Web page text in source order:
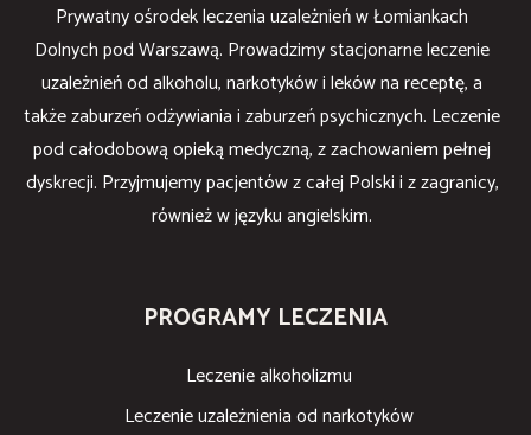
Prywatny ośrodek leczenia uzależnień w Łomiankach
Dolnych pod Warszawą. Prowadzimy stacjonarne leczenie
uzależnień od alkoholu, narkotyków i leków na receptę, a
także zaburzeń odżywiania i zaburzeń psychicznych. Leczenie
pod całodobową opieką medyczną, z zachowaniem pełnej
dyskrecji. Przyjmujemy pacjentów z całej Polski i z zagranicy,
również w języku angielskim.
PROGRAMY LECZENIA
Leczenie alkoholizmu
Leczenie uzależnienia od narkotyków